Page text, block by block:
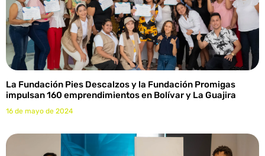
La Fundación Pies Descalzos y la Fundación Promigas
impulsan 160 emprendimientos en Bolívar y La Guajira
16 de mayo de 2024